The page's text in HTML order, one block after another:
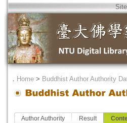
． Home > Buddhist Author Authority
Author Authority Result